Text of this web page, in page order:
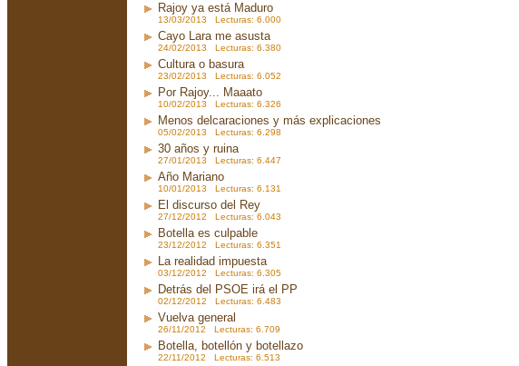
Rajoy ya está Maduro
13/03/2013 Lecturas: 6.000
Cayo Lara me asusta
24/02/2013 Lecturas: 6.380
Cultura o basura
23/02/2013 Lecturas: 6.052
Por Rajoy... Maaato
10/02/2013 Lecturas: 6.326
Menos delcaraciones y más explicaciones
05/02/2013 Lecturas: 6.298
30 años y ruina
27/01/2013 Lecturas: 6.447
Año Mariano
10/01/2013 Lecturas: 6.131
El discurso del Rey
27/12/2012 Lecturas: 6.043
Botella es culpable
23/12/2012 Lecturas: 6.351
La realidad impuesta
03/12/2012 Lecturas: 6.305
Detrás del PSOE irá el PP
02/12/2012 Lecturas: 6.483
Vuelva general
26/11/2012 Lecturas: 6.709
Botella, botellón y botellazo
22/11/2012 Lecturas: 6.513